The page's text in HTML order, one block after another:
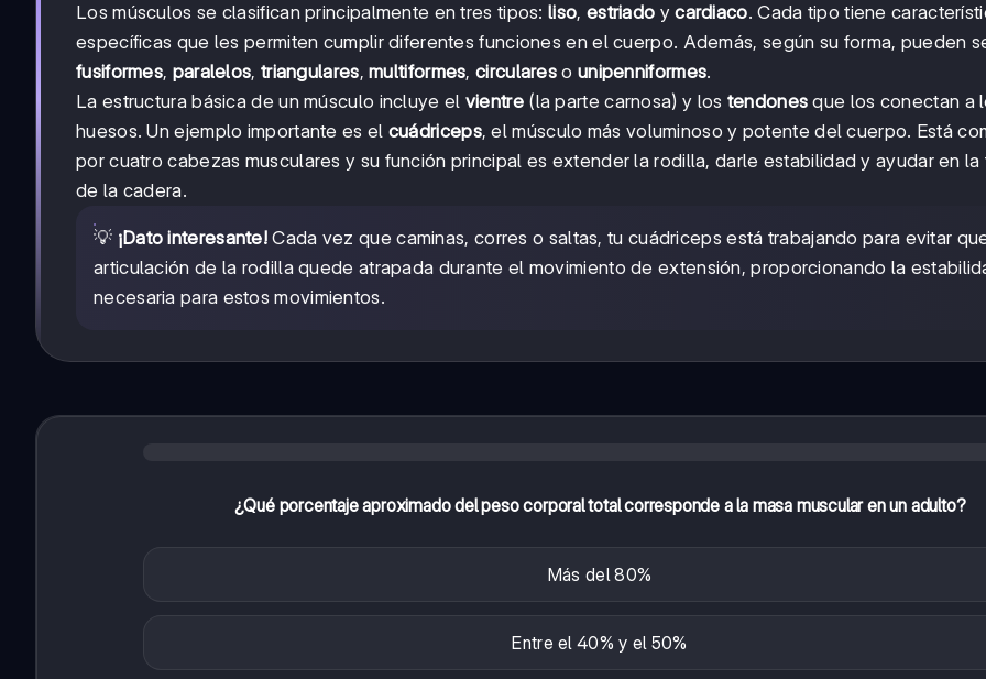
Los músculos se clasifican principalmente en tres tipos:liso, estriado ycardiaco. Cada tipo tiene
específicas que les permiten cumplir diferentes funciones en el cuerpo. Además, según su forma, pueden
fusiformes, paralelos, triangulares,multiformes,circulares o unipenniformes.
La estructura básica de un músculo incluye el vientre(la parte carnosa) y los tendones que los conectan a
huesos. Un ejemplo importante es el cuádriceps, el músculo más voluminoso y potente del cuerpo. Está
por cuatro cabezas musculares y su función principal es extender la rodilla, darle estabilidad y ayudar en
de la cadera.
💡 ¡Dato interesante! Cada vez que caminas, corres o saltas, tu cuádriceps está trabajando para evitar
articulación de la rodilla quede atrapada durante el movimiento de extensión, proporcionando la
necesaria para estos movimientos.
¿Qué porcentaje aproximado del peso corporal total corresponde a la masa muscular en un adulto?
Más del 80%
Entre el 40% y el 50%